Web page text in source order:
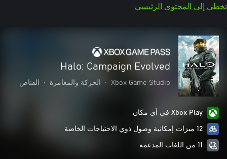
تخطي إلى المحتوى الرئيسي
Halo: Campaign Evolved
Xbox Game Studio
• الحركة والمغامرة • القناص
Xbox Play في أي مكان
12 ميزات إمكانية وصول ذوي الاحتياجات الخاصة
11 من اللغات المدعمة